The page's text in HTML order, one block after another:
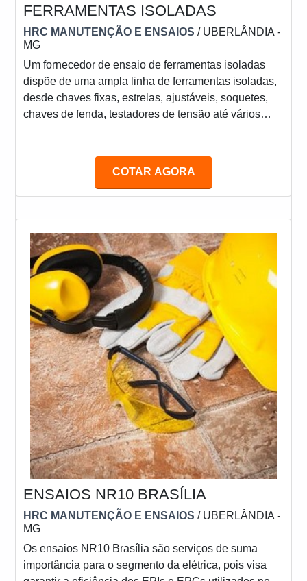
FERRAMENTAS ISOLADAS
HRC MANUTENÇÃO E ENSAIOS / UBERLÂNDIA -
MG
Um fornecedor de ensaio de ferramentas isoladas
dispõe de uma ampla linha de ferramentas isoladas,
desde chaves fixas, estrelas, ajustáveis, soquetes,
chaves de fenda, testadores de tensão até vários
são utilizadas por profissionais que trabalham em
Phillips; Entre outras.MAIS INFORMAÇÕES SOBRE
COTAR AGORA
ENSAIOS NR10 BRASÍLIA
HRC MANUTENÇÃO E ENSAIOS / UBERLÂNDIA -
MG
Os ensaios NR10 Brasília são serviços de suma
importância para o segmento da elétrica, pois visa